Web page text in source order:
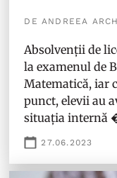
DE ANDREEA
Absolvenții de
la examenul de
Matematică, iar
punct, elevii au
situația internă
27.06.2023